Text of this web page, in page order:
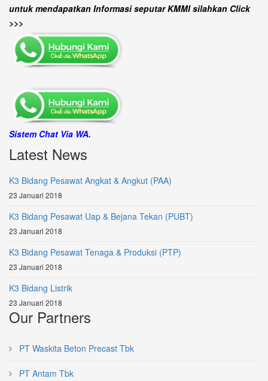
untuk mendapatkan Informasi seputar KMMI silahkan Click
>>>
Sistem Chat Via WA.
Latest News
K3 Bidang Pesawat Angkat & Angkut (PAA)
23 Januari 2018
K3 Bidang Pesawat Uap & Bejana Tekan (PUBT)
23 Januari 2018
K3 Bidang Pesawat Tenaga & Produksi (PTP)
23 Januari 2018
K3 Bidang Listrik
23 Januari 2018
Our Partners
PT Waskita Beton Precast Tbk
PT Antam Tbk